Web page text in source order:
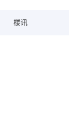
楼讯